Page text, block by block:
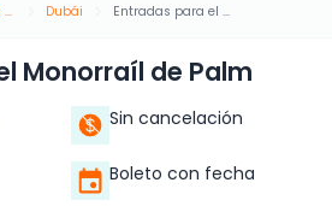
Emiratos Árabes Unidos Dubái Entradas para el Monorraíl de Palm
Monorraíl de Palm
Sin cancelación
Boleto con fecha